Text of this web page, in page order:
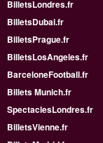
BilletsLondres.fr
BilletsDubai.fr
BilletsPrague.fr
BilletsLosAngeles.fr
BarceloneFootball.fr
Billets Munich.fr
SpectaclesLondres.fr
BilletsVienne.fr